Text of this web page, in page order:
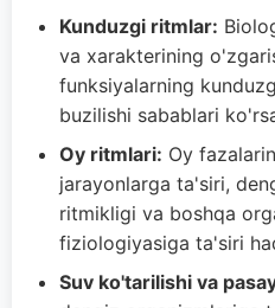
Kunduzgi ritmlar:
va xarakterining
funksiyalarning
buzilishi sabablari
Oy ritmlari: Oy
jarayonlarga ta'siri,
ritmikligi va boshqa
fiziologiyasiga ta'siri
Suv ko'tarilishi va